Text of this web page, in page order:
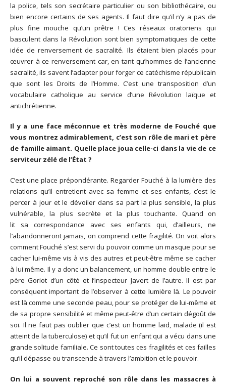
la police, tels son secrétaire particulier ou son bibliothécaire, ou
bien encore certains de ses agents. Il faut dire qu’il n’y a pas de
plus fine mouche qu’un prêtre ! Ces réseaux oratoriens qui
basculent dans la Révolution sont bien symptomatiques de cette
idée de renversement de sacralité. Ils étaient bien placés pour
œuvrer à ce renversement car, en tant qu’hommes de l’ancienne
sacralité, ils savent l’adapter pour forger ce catéchisme républicain
que sont les Droits de l’Homme. C’est une transposition d’un
vocabulaire catholique au service d’une Révolution laïque et
antichrétienne.
Il y a une face méconnue et très moderne de Fouché que
vous montrez admirablement, c’est son rôle de mari et père
de famille aimant. Quelle place joua celle-ci dans la vie de ce
serviteur zélé de l’État ?
C’est une place prépondérante. Regarder Fouché à la lumière des
relations qu’il entretient avec sa femme et ses enfants, c’est le
percer à jour et le dévoiler dans sa part la plus sensible, la plus
vulnérable, la plus secrète et la plus touchante. Quand on
lit sa correspondance avec ses enfants qui, d’ailleurs, ne
l’abandonneront jamais, on comprend cette fragilité. On voit alors
comment Fouché s’est servi du pouvoir comme un masque pour se
cacher lui-même vis à vis des autres et peut-être même se cacher
à lui même. Il y a donc un balancement, un homme double entre le
père Goriot d’un côté et l’inspecteur Javert de l’autre. Il est par
conséquent important de l’observer à cette lumière là. Le pouvoir
est là comme une seconde peau, pour se protéger de lui-même et
de sa propre sensibilité et même peut-être d’un certain dégoût de
soi. Il ne faut pas oublier que c’est un homme laid, malade (il est
atteint de la tuberculose) et qu’il fut un enfant qui a vécu dans une
grande solitude familiale. Ce sont toutes ces fragilités et ces failles
qu’il dépasse ou transcende à travers l’ambition et le pouvoir.
On lui a souvent reproché son rôle dans les massacres à